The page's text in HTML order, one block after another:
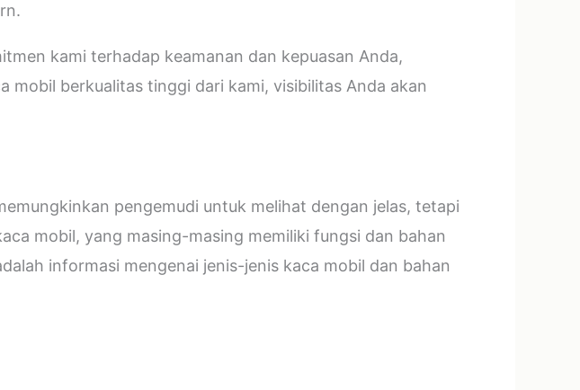
kami terhadap keamanan dan kepuasan Anda,
berkualitas tinggi dari kami, visibilitas Anda akan
pengemudi untuk melihat dengan jelas, tetapi
mobil, yang masing-masing memiliki fungsi dan bahan
informasi mengenai jenis-jenis kaca mobil dan bahan